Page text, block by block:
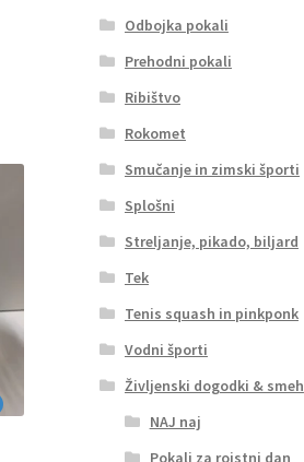
Odbojka pokali
Prehodni pokali
Ribištvo
Rokomet
Smučanje in zimski športi
Splošni
Streljanje, pikado, biljard
Tek
Tenis squash in pinkponk
Vodni športi
Življenski dogodki & smeh
NAJ naj
Pokali za rojstni dan